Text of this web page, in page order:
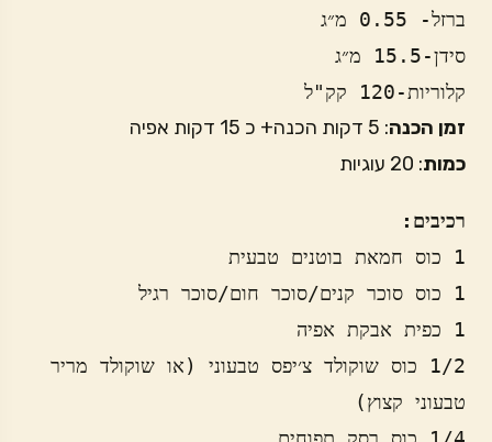
ברזל- 0.55 מ״ג
סידן-15.5 מ״ג
קלוריות-120 קק"ל
זמן הכנה: 5 דקות הכנה+ כ 15 דקות אפיה
כמות: 20 עוגיות
רכיבים: